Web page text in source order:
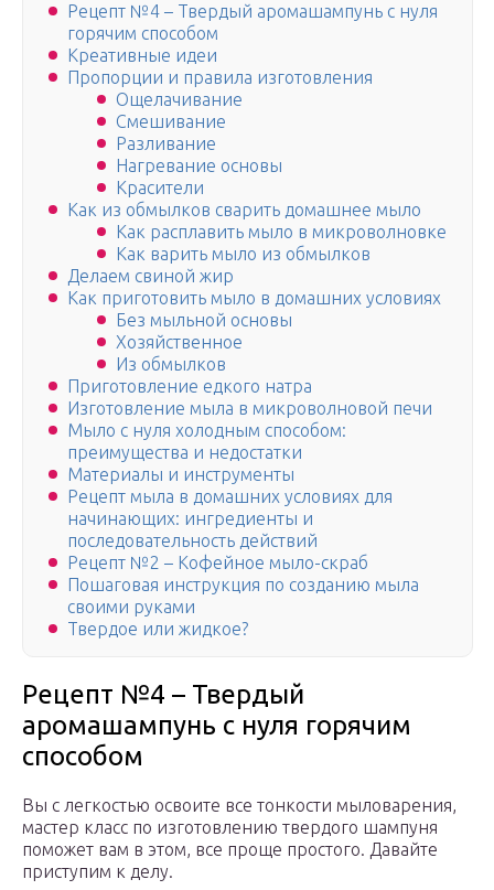
Рецепт №4 – Твердый аромашампунь с нуля
горячим способом
Креативные идеи
Пропорции и правила изготовления
Ощелачивание
Смешивание
Разливание
Нагревание основы
Красители
Как из обмылков сварить домашнее мыло
Как расплавить мыло в микроволновке
Как варить мыло из обмылков
Делаем свиной жир
Как приготовить мыло в домашних условиях
Без мыльной основы
Хозяйственное
Из обмылков
Приготовление едкого натра
Изготовление мыла в микроволновой печи
Мыло с нуля холодным способом:
преимущества и недостатки
Материалы и инструменты
Рецепт мыла в домашних условиях для
начинающих: ингредиенты и
последовательность действий
Рецепт №2 – Кофейное мыло-скраб
Пошаговая инструкция по созданию мыла
своими руками
Твердое или жидкое?
Рецепт №4 – Твердый
аромашампунь с нуля горячим
способом
Вы с легкостью освоите все тонкости мыловарения,
мастер класс по изготовлению твердого шампуня
поможет вам в этом, все проще простого. Давайте
приступим к делу.